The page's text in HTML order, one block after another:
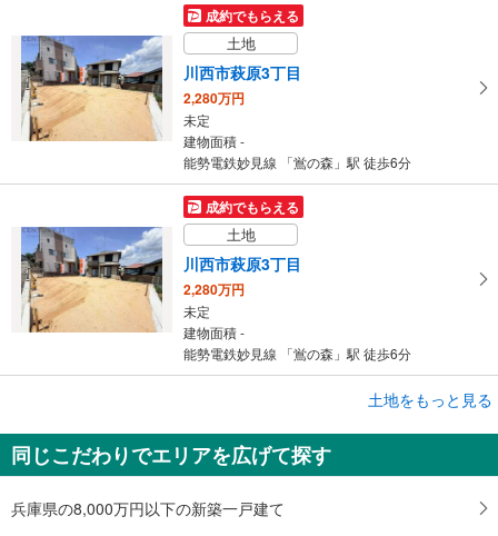
成約でもらえる
土地
川西市萩原3丁目
2,280万円
未定
建物面積 -
能勢電鉄妙見線 「鴬の森」駅 徒歩6分
成約でもらえる
土地
川西市萩原3丁目
2,280万円
未定
建物面積 -
能勢電鉄妙見線 「鴬の森」駅 徒歩6分
川西市萩原2丁目
1,780万円
未定
建物面積 -
土地をもっと見る
同じこだわりでエリアを広げて探す
兵庫県の8,000万円以下の新築一戸建て